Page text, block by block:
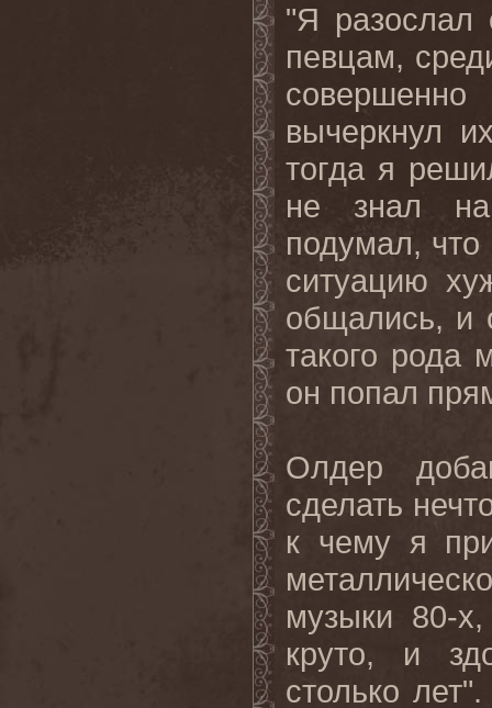
"Я разослал
певцам,
вычеркнул
тогда я
не знал
подумал, что
ситуацию
общались, и
такого рода
он попал
Олдер
сделать
к чему я
музыки 80-
круто, и
столько